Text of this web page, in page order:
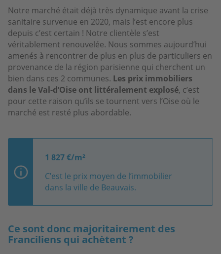
Notre marché était déjà très dynamique avant la crise
sanitaire survenue en 2020, mais l’est encore plus
depuis c’est certain ! Notre clientèle s’est
véritablement renouvelée. Nous sommes aujourd’hui
amenés à rencontrer de plus en plus de particuliers en
provenance de la région parisienne qui cherchent un
bien dans ces 2 communes. Les prix immobiliers
dans le Val-d’Oise ont littéralement explosé, c’est
pour cette raison qu’ils se tournent vers l’Oise où le
marché est resté plus abordable.
1 827 €/m²
C’est le prix moyen de l’immobilier
dans la ville de Beauvais.
Ce sont donc majoritairement des
Franciliens qui achètent ?